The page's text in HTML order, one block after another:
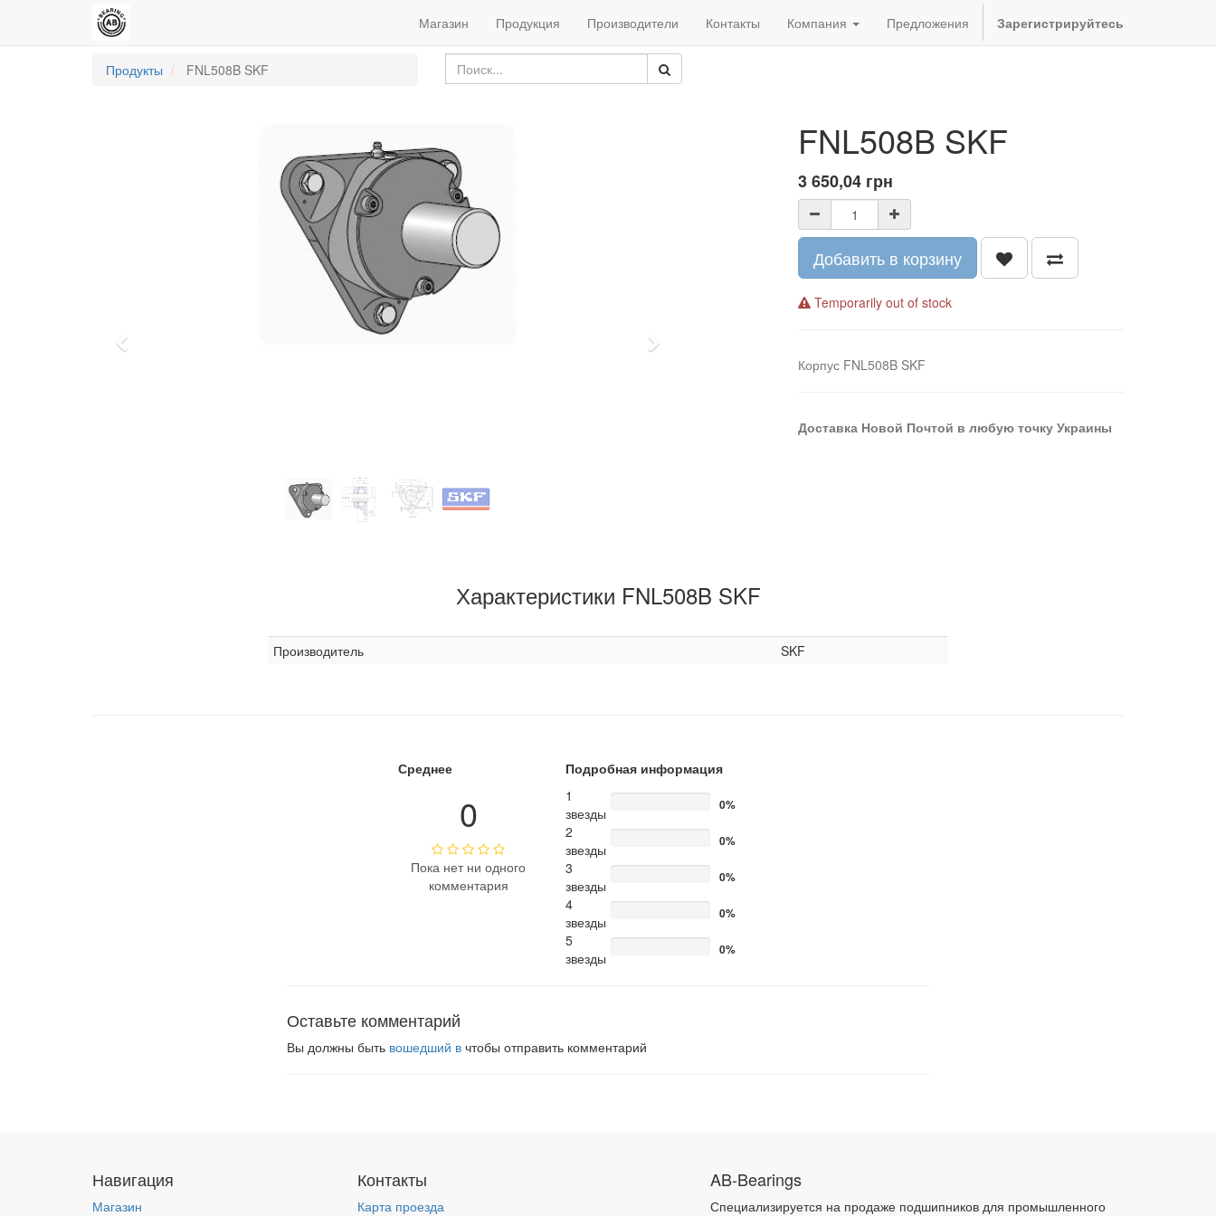
Магазин Продукция Производители Контакты Компания Предложения Зарегистрируйтесь
Продукты FNL508B SKF
Next
FNL508B SKF
3 650,04 грн
Добавить в корзину
Temporarily out of stock
Корпус FNL508B SKF
Доставка Новой Почтой в любую точку Украины
Характеристики FNL508B SKF
Производитель SKF
Среднее
0
Пока нет ни одного
комментария
Подробная информация
1
звезды
0%
2
звезды
0%
3
звезды
0%
4
звезды
0%
5
звезды
0%
Оставьте комментарий
Вы должны быть вошедший в чтобы отправить комментарий
Навигация
Магазин
Контакты
Карта проезда
AB-Bearings
Специализируется на продаже подшипников для промышленного